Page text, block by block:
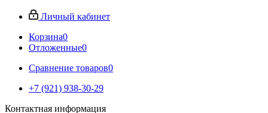
Личный кабинет
Корзина0
Отложенные0
Сравнение товаров0
+7 (921) 938-30-29
Контактная информация